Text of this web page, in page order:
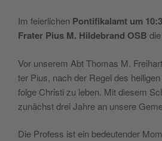
Im fei­er­li­chen Pon­ti­fi­kal­amt um
Fra­ter Pius M. Hil­de­brand OSB die
Vor unse­rem Abt Tho­mas M.
ter Pius, nach der Regel des
fol­ge Chris­ti zu leben. Mit die­sem
zunächst drei Jah­re an unse­re
Die Pro­fess ist ein bedeu­ten­der